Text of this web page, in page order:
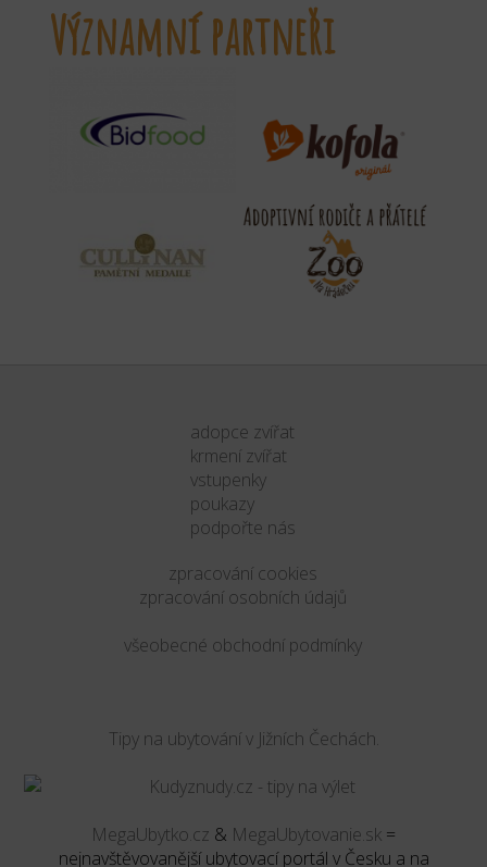
Významní partneři
adopce zvířat
krmení zvířat
vstupenky
poukazy
podpořte nás
zpracování cookies
zpracování osobních údajů
všeobecné obchodní podmínky
Tipy na ubytování v Jižních Čechách.
MegaUbytko.cz & MegaUbytovanie.sk =
nejnavštěvovanější ubytovací portál v Česku a na